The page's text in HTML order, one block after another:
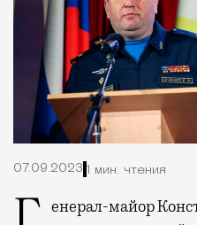
07.09.2023 1 мин. чтения